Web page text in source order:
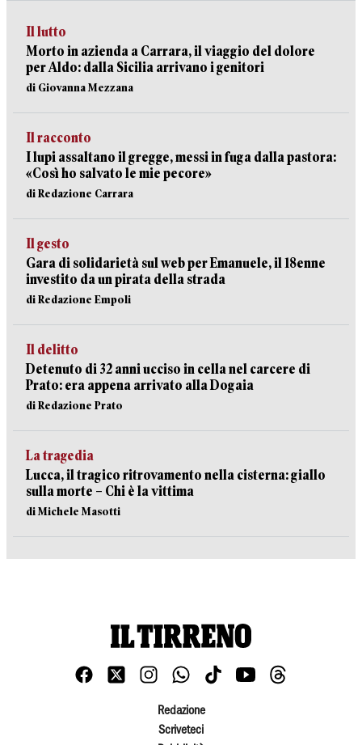
Il lutto
Morto in azienda a Carrara, il viaggio del dolore
per Aldo: dalla Sicilia arrivano i genitori
di Giovanna Mezzana
Il racconto
I lupi assaltano il gregge, messi in fuga dalla pastora:
«Così ho salvato le mie pecore»
di Redazione Carrara
Il gesto
Gara di solidarietà sul web per Emanuele, il 18enne
investito da un pirata della strada
di Redazione Empoli
Il delitto
Detenuto di 32 anni ucciso in cella nel carcere di
Prato: era appena arrivato alla Dogaia
di Redazione Prato
La tragedia
Lucca, il tragico ritrovamento nella cisterna: giallo
sulla morte – Chi è la vittima
di Michele Masotti
Redazione
Scriveteci